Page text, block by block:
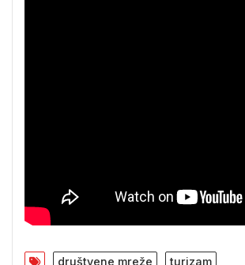
društvene mreže turizam